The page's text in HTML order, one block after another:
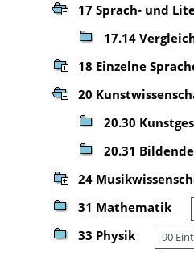
17 Sprach- und
17.14
18 Einzelne
20
20.30
20.31
24
31 Mathematik
33 Physik 90